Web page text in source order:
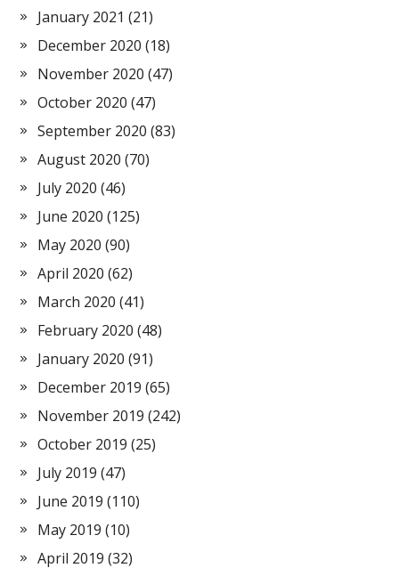
January 2021 (21)
December 2020 (18)
November 2020 (47)
October 2020 (47)
September 2020 (83)
August 2020 (70)
July 2020 (46)
June 2020 (125)
May 2020 (90)
April 2020 (62)
March 2020 (41)
February 2020 (48)
January 2020 (91)
December 2019 (65)
November 2019 (242)
October 2019 (25)
July 2019 (47)
June 2019 (110)
May 2019 (10)
April 2019 (32)